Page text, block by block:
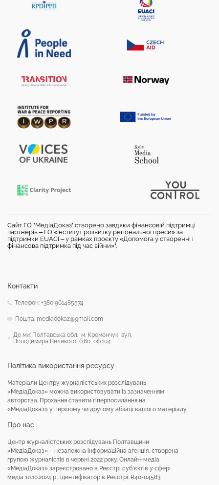
Сайт ГО "МедіаДоказ" створено завдяки фінансовій підтримці
партнерів – ГО «Інститут розвитку регіональної преси» за
підтримки EUACI – у рамках проєкту «Допомога у створенні і
фінансова підтримка під час війни»".
Про нас
Центр журналістських розслідувань Полтавщини
«МедіаДоказ» – незалежна інформаційна агенція, створена
групою журналістів в червні 2022 року. Онлайн-медіа
«МедіаДоказ» зареєстровано в Реєстрі суб’єктів у сфері
медіа 10.10.2024 р., ідентифікатор в Реєстрі: R40-04583
Політика використання ресурсу
Матеріали Центру журналістських розслідувань
«МедіаДоказ» можна використовувати із зазначенням
авторства. Прохання ставити гіперпосилання на
«МедіаДоказ» у першому чи другому абзаці вашого матеріалу.
Контакти
Телефон: +380 961485574
Пошта: mediadokaz@gmail.com
Де ми: Полтавська обл., м. Кременчук, вул.
Володимира Великого, б.60, оф.104.